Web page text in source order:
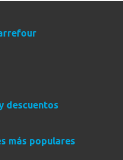
descuentos
más populares